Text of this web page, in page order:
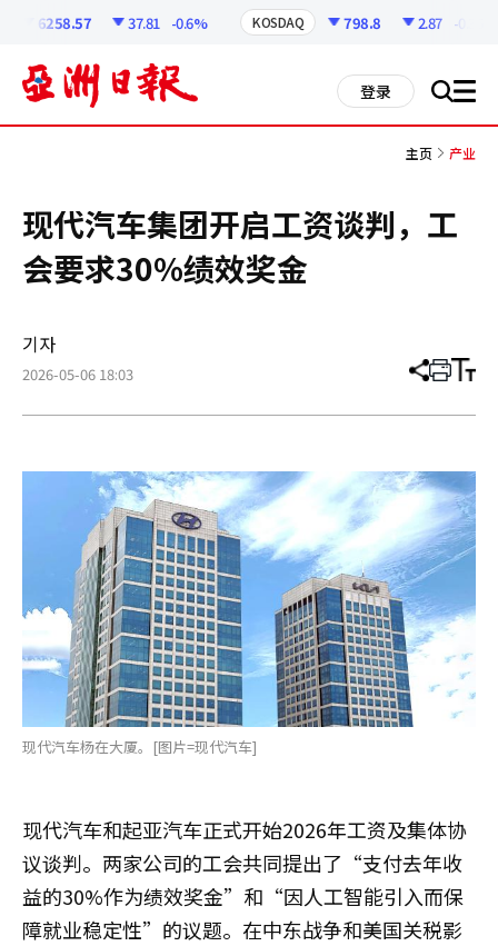
6258.57 37.81 -0.6% KOSDAQ 798.8 2.87 -0.36%
登录 搜 all
主页 产业
现代汽车集团开启工资谈判，工
会要求30%绩效奖金
기자
2026-05-06 18:03 分
章
打 调
小
现代汽车杨在大厦。[图片=现代汽车]
现代汽车和起亚汽车正式开始2026年工资及集体协
议谈判。两家公司的工会共同提出了“支付去年收
益的30%作为绩效奖金”和“因人工智能引入而保
障就业稳定性”的议题。在中东战争和美国关税影